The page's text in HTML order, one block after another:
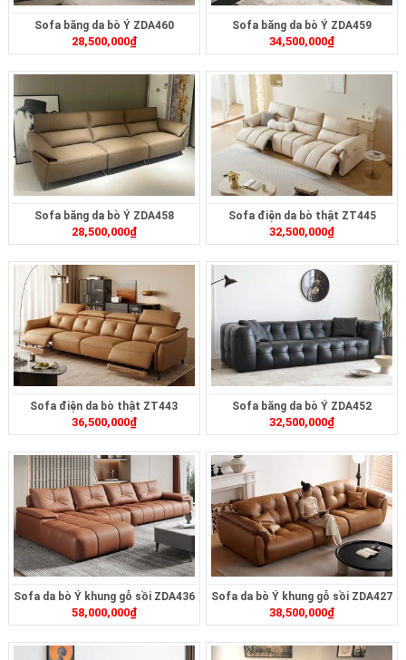
Sofa băng da bò Ý ZDA460
28,500,000₫
Sofa băng da bò Ý ZDA459
34,500,000₫
Sofa băng da bò Ý ZDA458
28,500,000₫
Sofa điện da bò thật ZT445
32,500,000₫
Sofa điện da bò thật ZT443
36,500,000₫
Sofa băng da bò Ý ZDA452
32,500,000₫
Sofa da bò Ý khung gỗ sồi ZDA436
58,000,000₫
Sofa da bò Ý khung gỗ sồi ZDA427
38,500,000₫